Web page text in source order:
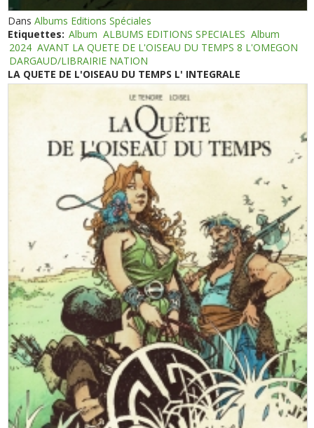
DansAlbums Editions Spéciales
Etiquettes: Album ALBUMS EDITIONS SPECIALES Album
2024 AVANT LA QUETE DE L'OISEAU DU TEMPS 8 L'OMEGON
DARGAUD/LIBRAIRIE NATION
LA QUETE DE L'OISEAU DU TEMPS L' INTEGRALE